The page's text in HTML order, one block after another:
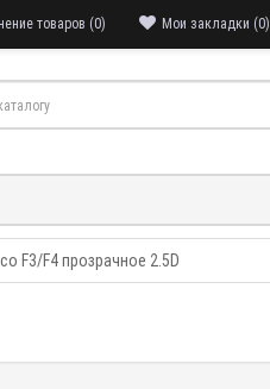
Мои закладки (0)
товаров (0)
F3/F4 прозрачное 2.5D